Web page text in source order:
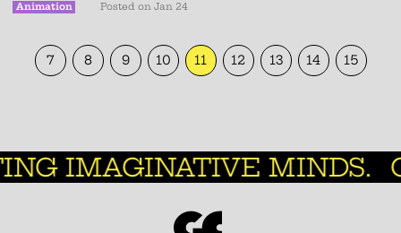
Animation Posted on Jan 24
7 8 9 10 11 12 13 14 15
IMAGINATIVE MINDS.